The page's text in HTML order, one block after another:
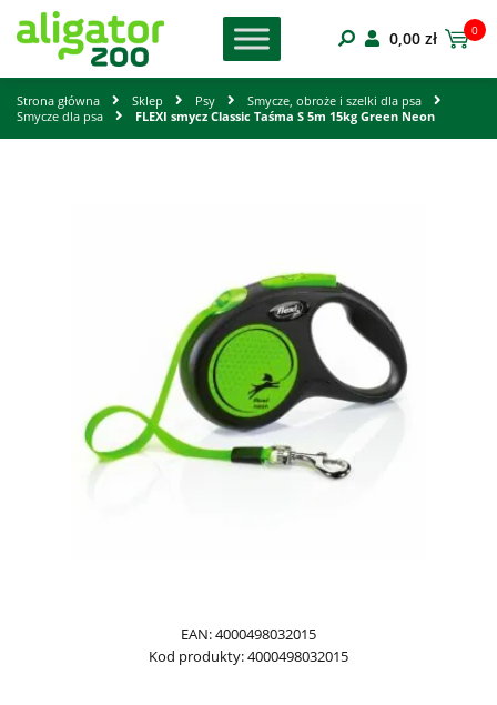
0,00 zł 0
Strona główna Sklep Psy
Smycze, obroże i szelki dla psa
Smycze dla psa
FLEXI smycz Classic Taśma S 5m 15kg Green Neon
EAN:4000498032015
Kod produkty:4000498032015